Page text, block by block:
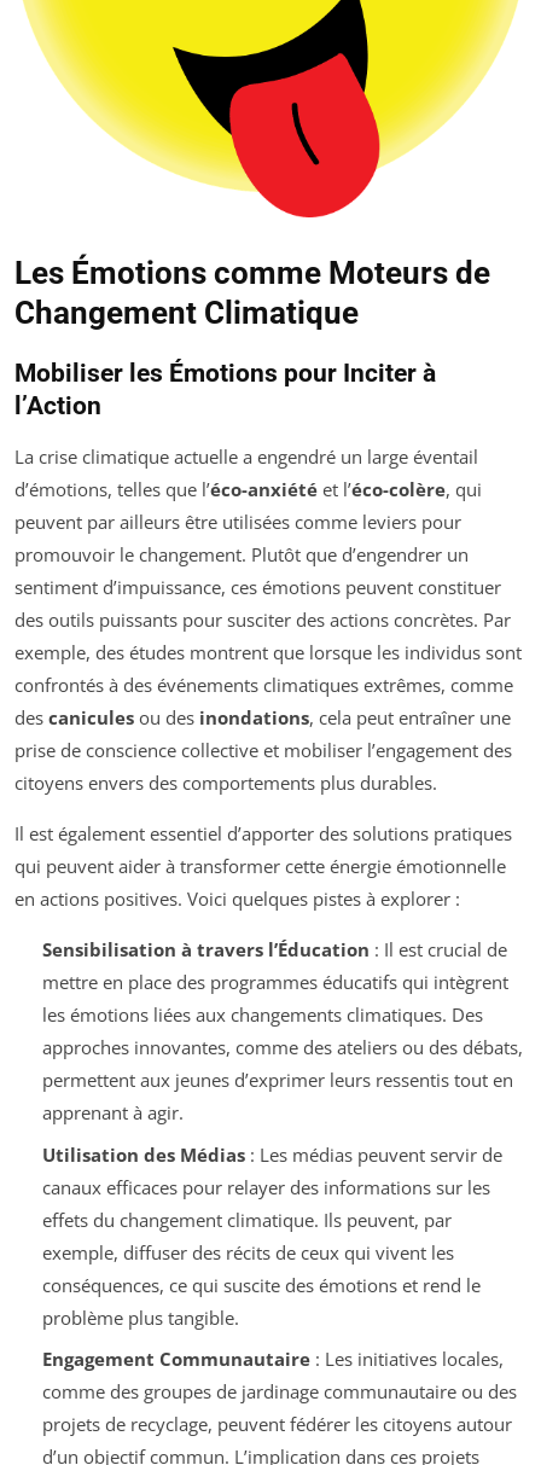
Les Émotions comme Moteurs de
Changement Climatique
Mobiliser les Émotions pour Inciter à
l’Action
La crise climatique actuelle a engendré un large éventail
d’émotions, telles que l’éco-anxiété et l’éco-colère, qui
peuvent par ailleurs être utilisées comme leviers pour
promouvoir le changement. Plutôt que d’engendrer un
sentiment d’impuissance, ces émotions peuvent constituer
des outils puissants pour susciter des actions concrètes. Par
exemple, des études montrent que lorsque les individus sont
confrontés à des événements climatiques extrêmes, comme
des canicules ou des inondations, cela peut entraîner une
prise de conscience collective et mobiliser l’engagement des
citoyens envers des comportements plus durables.
Il est également essentiel d’apporter des solutions pratiques
qui peuvent aider à transformer cette énergie émotionnelle
en actions positives. Voici quelques pistes à explorer :
Sensibilisation à travers l’Éducation : Il est crucial de
mettre en place des programmes éducatifs qui intègrent
les émotions liées aux changements climatiques. Des
approches innovantes, comme des ateliers ou des débats,
permettent aux jeunes d’exprimer leurs ressentis tout en
apprenant à agir.
Utilisation des Médias: Les médias peuvent servir de
canaux efficaces pour relayer des informations sur les
effets du changement climatique. Ils peuvent, par
exemple, diffuser des récits de ceux qui vivent les
conséquences, ce qui suscite des émotions et rend le
problème plus tangible.
Engagement Communautaire: Les initiatives locales,
comme des groupes de jardinage communautaire ou des
projets de recyclage, peuvent fédérer les citoyens autour
d’un objectif commun. L’implication dans ces projets